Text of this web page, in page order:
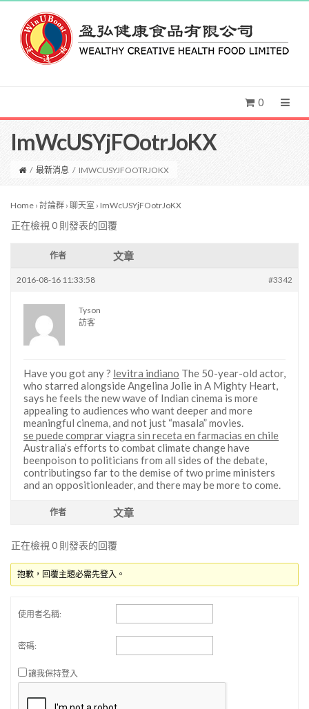
0
ImWcUSYjFOotrJoKX
/ 最新消息 / IMWCUSYJFOOTRJOKX
Home › 討論群 › 聊天室 › ImWcUSYjFOotrJoKX
正在檢視 0 則發表的回覆
作者 文章
2016-08-16 11:33:58 #3342
Tyson
訪客
Have you got any ? levitra indiano The 50-year-old actor,
who starred alongside Angelina Jolie in A Mighty Heart,
says he feels the new wave of Indian cinema is more
appealing to audiences who want deeper and more
meaningful cinema, and not just “masala” movies.
se puede comprar viagra sin receta en farmacias en chile
Australia’s efforts to combat climate change have
beenpoison to politicians from all sides of the debate,
contributingso far to the demise of two prime ministers
and an oppositionleader, and there may be more to come.
作者 文章
正在檢視 0 則發表的回覆
抱歉，回覆主題必需先登入。
使用者名稱:
密碼:
讓我保持登入